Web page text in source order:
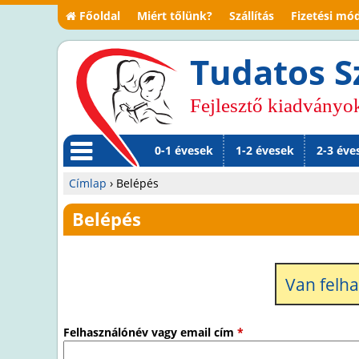
Főoldal Miért tőlünk? Szállítás Fizetési
Tudatos
Fejlesztő
Jelenlegi
hely
Címlap › Belépés
Belépés
Van
Felhasználónév vagy email cím *
M
en
ü
0-1 évesek 1-2 évesek 2-3